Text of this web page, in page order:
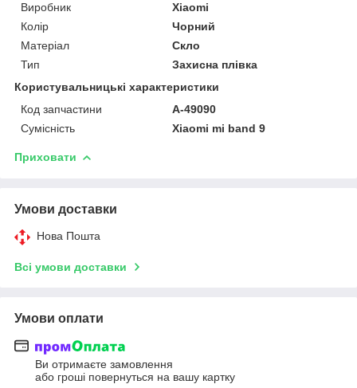
Виробник
Xiaomi
Колір
Чорний
Матеріал
Скло
Тип
Захисна плівка
Користувальницькі характеристики
Код запчастини
A-49090
Сумісність
Xiaomi mi band 9
Приховати
Умови доставки
Нова Пошта
Всі умови доставки
Умови оплати
Ви отримаєте замовлення
або гроші повернуться на вашу картку